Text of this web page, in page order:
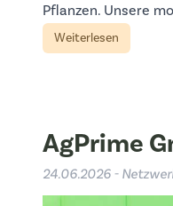
Pflanzen. Unsere
Weiterlesen
AgPrime
24.06.2026 -